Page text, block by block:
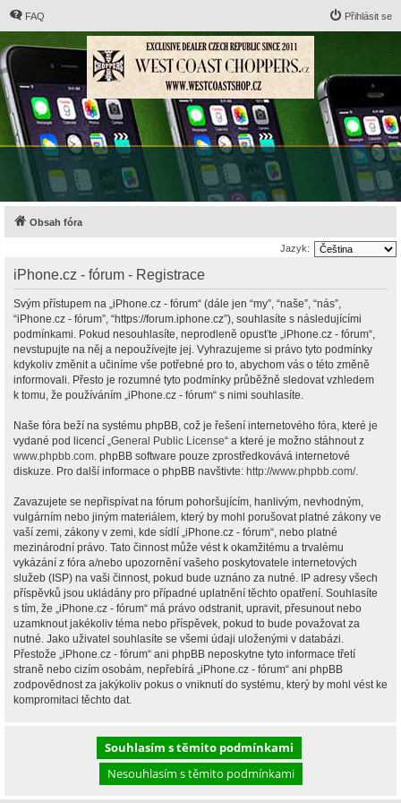
FAQ Přihlásit se
Obsah fóra
Jazyk:
iPhone.cz - fórum - Registrace
Svým přístupem na „iPhone.cz - fórum“ (dále jen “my”, “naše”, “nás”,
“iPhone.cz - fórum”, “https://forum.iphone.cz”), souhlasíte s následujícími
podmínkami. Pokud nesouhlasíte, neprodleně opusťte „iPhone.cz - fórum“,
nevstupujte na něj a nepoužívejte jej. Vyhrazujeme si právo tyto podmínky
kdykoliv změnit a učiníme vše potřebné pro to, abychom vás o této změně
informovali. Přesto je rozumné tyto podmínky průběžně sledovat vzhledem
k tomu, že používáním „iPhone.cz - fórum“ s nimi souhlasíte.
Naše fóra beží na systému phpBB, což je řešení internetového fóra, které je
vydané pod licencí „General Public License“ a které je možno stáhnout z
www.phpbb.com. phpBB software pouze zprostředkovává internetové
diskuze. Pro další informace o phpBB navštivte: http://www.phpbb.com/.
Zavazujete se nepřispívat na fórum pohoršujícím, hanlivým, nevhodným,
vulgárním nebo jiným materiálem, který by mohl porušovat platné zákony ve
vaší zemi, zákony v zemi, kde sídlí „iPhone.cz - fórum“, nebo platné
mezinárodní právo. Tato činnost může vést k okamžitému a trvalému
vykázání z fóra a/nebo upozornění vašeho poskytovatele internetových
služeb (ISP) na vaši činnost, pokud bude uznáno za nutné. IP adresy všech
příspěvků jsou ukládány pro případné uplatnění těchto opatření. Souhlasíte
s tím, že „iPhone.cz - fórum“ má právo odstranit, upravit, přesunout nebo
uzamknout jakékoliv téma nebo příspěvek, pokud to bude považovat za
nutné. Jako uživatel souhlasíte se všemi údaji uloženými v databázi.
Přestože „iPhone.cz - fórum“ ani phpBB neposkytne tyto informace třetí
straně nebo cizím osobám, nepřebírá „iPhone.cz - fórum“ ani phpBB
zodpovědnost za jakýkoliv pokus o vniknutí do systému, který by mohl vést ke
kompromitaci těchto dat.